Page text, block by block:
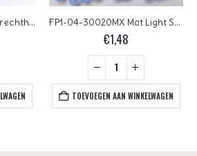
0090205 Aqua/Blauw rechthoekig FP1-04-30020MX Mat Light Sapphire AB Czech Glass Facet Firepolish 4mm 50 stuks
€1,48
TOEVOEGEN AAN WINKELWAGEN